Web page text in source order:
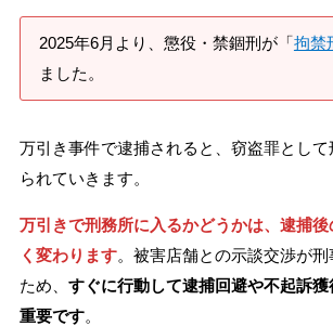
アトムについて知りたい方
弁護士費用
アクセス
解決実績
2025年6月より、懲役・禁錮刑が「拘禁
ました。
万引き事件で逮捕されると、窃盗罪とし
られていきます。
万引きで刑務所に入るかどうかは、逮捕後
く変わります。被害店舗との示談交渉が
ため、 すぐに行動して逮捕回避や不起訴
重要です。